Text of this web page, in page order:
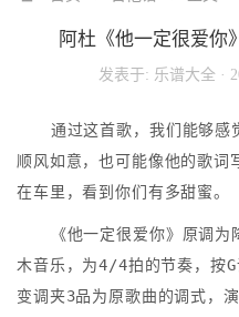
阿杜《他一定很爱你
发表于: 乐谱大全 ·
通过这首歌，我们能够感
顺风如意，也可能像他的歌词
在车里，看到你们有多甜蜜。
《他一定很爱你》原调为
木音乐，为4/4拍的节奏，按G
变调夹3品为原歌曲的调式，